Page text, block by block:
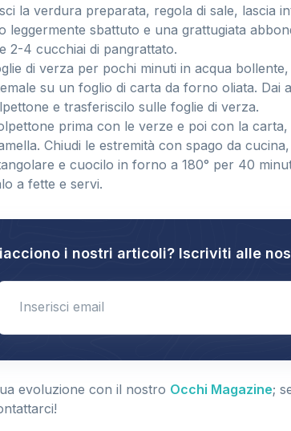
la verdura preparata, regola di sale, lascia
leggermente sbattuto e una grattugiata
2-4 cucchiai di pangrattato.
di verza per pochi minuti in acqua
su un foglio di carta da forno oliata. Dai
e trasferiscilo sulle foglie di verza.
prima con le verze e poi con la
Chiudi le estremità con spago da
e cuocilo in forno a 180° per 40
a fette e servi.
i nostri articoli? Iscriviti alle
evoluzione con il nostro Occhi Magazine;